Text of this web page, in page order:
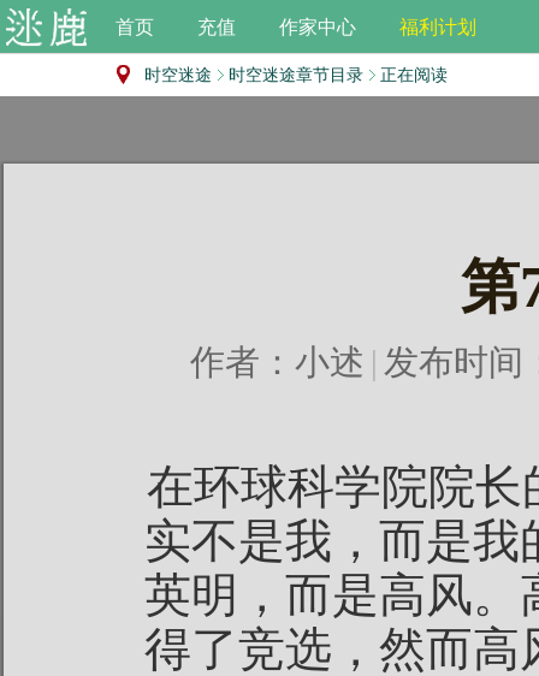
首页 充值 作家中心 福利计划
时空迷途 时空迷途章节目录 正在阅读
第
作者： 小述 | 发布时间
在环球科学院院
实不是我，而是
英明，而是高风。
得了竞选，然而高